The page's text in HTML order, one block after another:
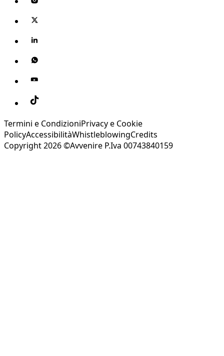
Termini e CondizioniPrivacy e Cookie
PolicyAccessibilitàWhistleblowingCredits
Copyright 2026 ©Avvenire P.Iva 00743840159